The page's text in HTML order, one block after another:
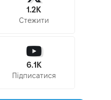
1.2K
Стежити
6.1K
Підписатися